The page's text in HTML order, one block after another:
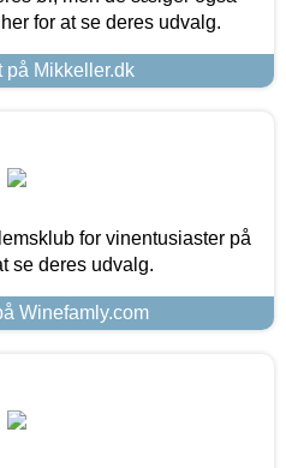
for at se deres udvalg.
på Mikkeller.dk
for vinentusiaster på
se deres udvalg.
Winefamly.com